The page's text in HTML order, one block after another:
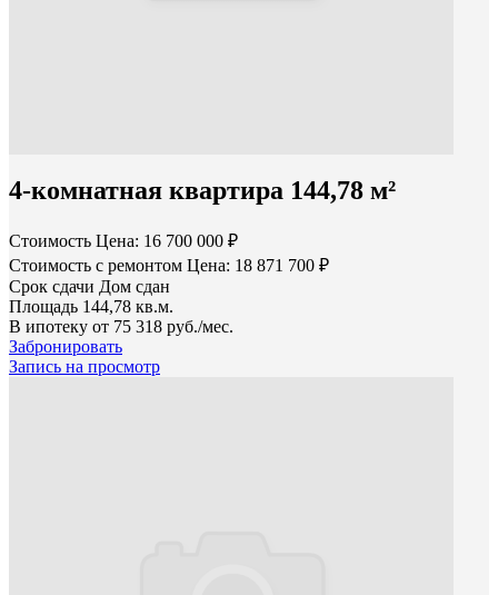
4-комнатная квартира 144,78 м²
Стоимость Цена: 16 700 000 ₽
Стоимость с ремонтом Цена: 18 871 700 ₽
Срок сдачи Дом сдан
Площадь 144,78 кв.м.
В ипотеку от 75 318 руб./мес.
Забронировать
Запись на просмотр